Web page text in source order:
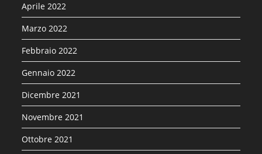
Aprile 2022
Marzo 2022
Febbraio 2022
Gennaio 2022
Dicembre 2021
Novembre 2021
Ottobre 2021